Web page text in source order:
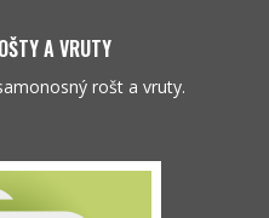
A VRUTY
rošt a vruty.